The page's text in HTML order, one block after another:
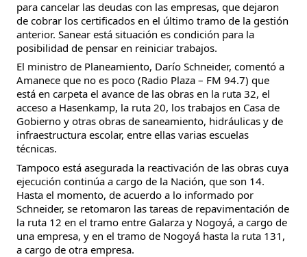
para cancelar las deudas con las empresas, que dejaron
de cobrar los certificados en el último tramo de la gestión
anterior. Sanear está situación es condición para la
posibilidad de pensar en reiniciar trabajos.
El ministro de Planeamiento, Darío Schneider, comentó a
Amanece que no es poco (Radio Plaza – FM 94.7) que
está en carpeta el avance de las obras en la ruta 32, el
acceso a Hasenkamp, la ruta 20, los trabajos en Casa de
Gobierno y otras obras de saneamiento, hidráulicas y de
infraestructura escolar, entre ellas varias escuelas
técnicas.
Tampoco está asegurada la reactivación de las obras cuya
ejecución continúa a cargo de la Nación, que son 14.
Hasta el momento, de acuerdo a lo informado por
Schneider, se retomaron las tareas de repavimentación de
la ruta 12 en el tramo entre Galarza y Nogoyá, a cargo de
una empresa, y en el tramo de Nogoyá hasta la ruta 131,
a cargo de otra empresa.